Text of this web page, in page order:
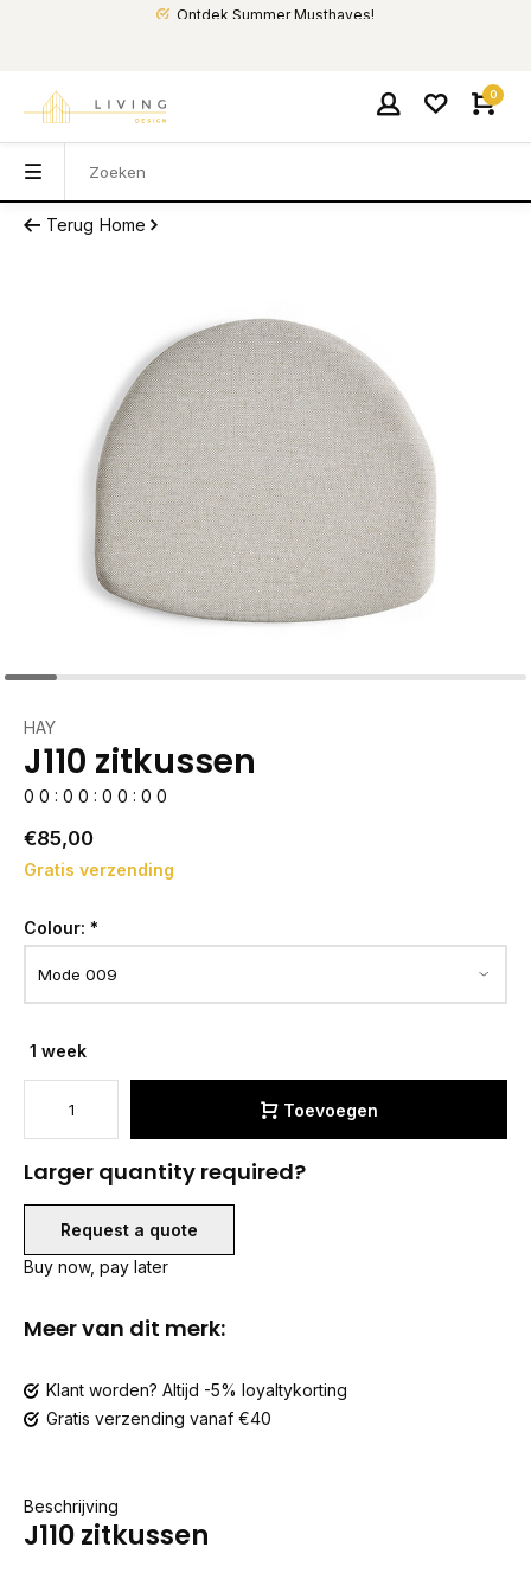
Ontdek Summer Musthaves!
0
Terug Home
HAY
J110 zitkussen
0 0 : 0 0 : 0 0 : 0 0
€85,00
Gratis verzending
Colour: *
1 week
Toevoegen
Larger quantity required?
Request a quote
Buy now, pay later
Meer van dit merk:
Klant worden? Altijd -5% loyaltykorting
Gratis verzending vanaf €40
Beschrijving
J110 zitkussen